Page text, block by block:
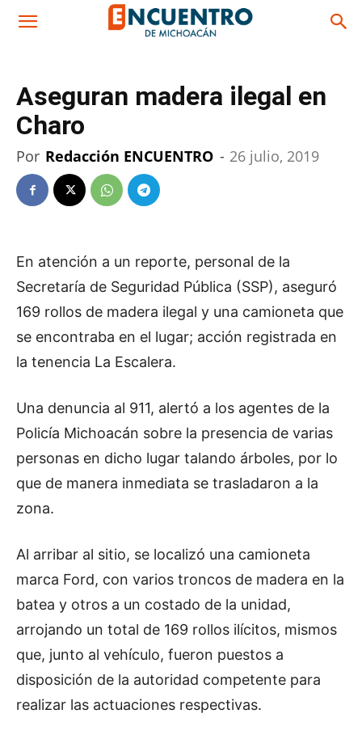
Aseguran madera ilegal en
Charo
Por Redacción ENCUENTRO - 26 julio, 2019
En atención a un reporte, personal de la
Secretaría de Seguridad Pública (SSP), aseguró
169 rollos de madera ilegal y una camioneta que
se encontraba en el lugar; acción registrada en
la tenencia La Escalera.
Una denuncia al 911, alertó a los agentes de la
Policía Michoacán sobre la presencia de varias
personas en dicho lugar talando árboles, por lo
que de manera inmediata se trasladaron a la
zona.
Al arribar al sitio, se localizó una camioneta
marca Ford, con varios troncos de madera en la
batea y otros a un costado de la unidad,
arrojando un total de 169 rollos ilícitos, mismos
que, junto al vehículo, fueron puestos a
disposición de la autoridad competente para
realizar las actuaciones respectivas.